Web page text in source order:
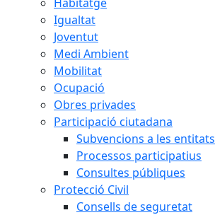
Igualtat
Joventut
Medi Ambient
Mobilitat
Ocupació
Obres privades
Participació ciutadana
Subvencions a les entitats
Processos participatius
Consultes públiques
Protecció Civil
Consells de seguretat